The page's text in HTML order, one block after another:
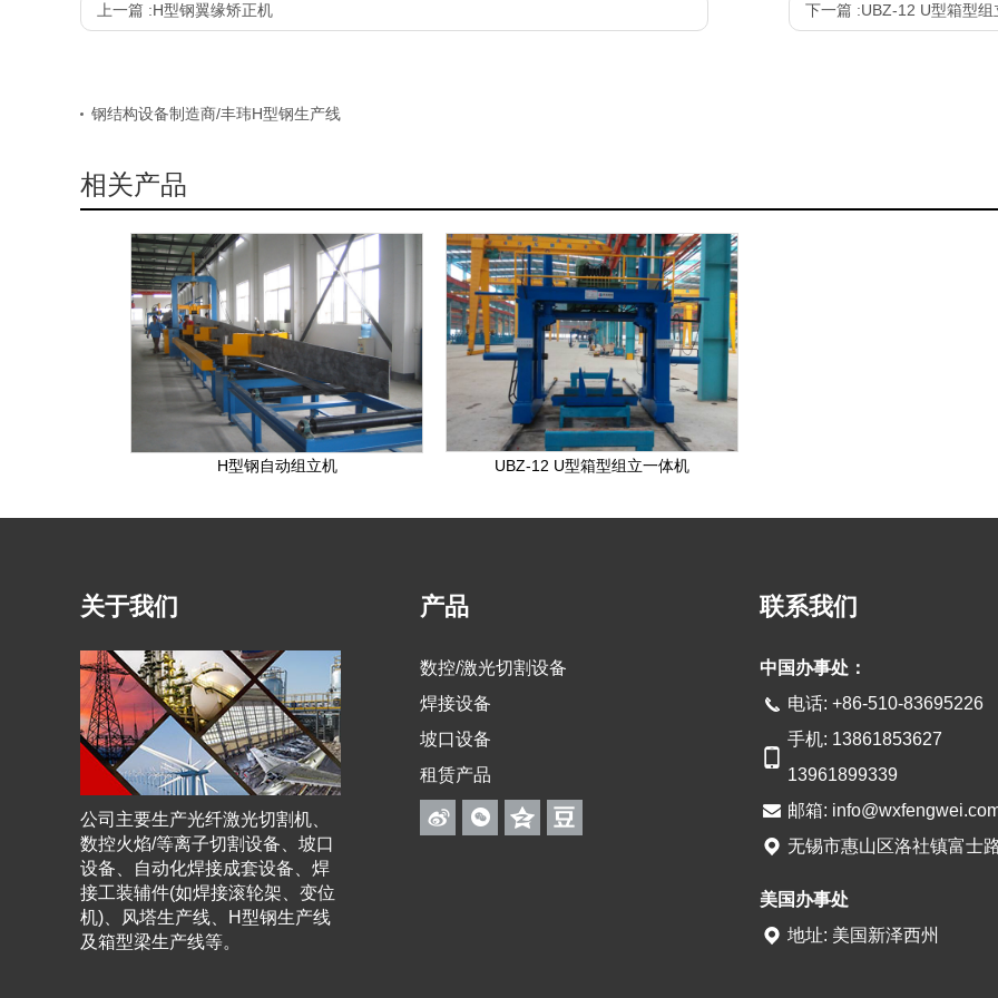
上一篇 :H型钢翼缘矫正机 下一篇 :UBZ-12 U型箱型组
钢结构设备制造商/丰玮H型钢生产线
相关产品
H型钢自动组立机 UBZ-12 U型箱型组立一体机
关于我们
公司主要生产光纤激光切割机、
数控火焰/等离子切割设备、坡口
设备、自动化焊接成套设备、焊
接工装辅件(如焊接滚轮架、变位
机)、风塔生产线、H型钢生产线
及箱型梁生产线等。
产品
数控/激光切割设备
焊接设备
坡口设备
租赁产品
联系我们
中国办事处：
电话: +86-510-83695226
手机: 13861853627
13961899339
邮箱:
无锡市惠山区洛社镇富士
美国办事处
地址: 美国新泽西州